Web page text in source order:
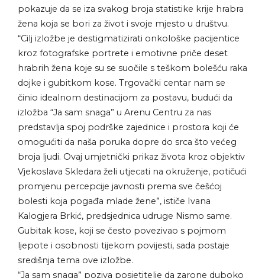
pokazuje da se iza svakog broja statistike krije hrabra
žena koja se bori za život i svoje mjesto u društvu.
“Cilj izložbe je destigmatizirati onkološke pacijentice
kroz fotografske portrete i emotivne priče deset
hrabrih žena koje su se suočile s teškom bolešću raka
dojke i gubitkom kose. Trgovački centar nam se
činio idealnom destinacijom za postavu, budući da
izložba “Ja sam snaga” u Arenu Centru za nas
predstavlja spoj podrške zajednice i prostora koji će
omogućiti da naša poruka dopre do srca što većeg
broja ljudi. Ovaj umjetnički prikaz života kroz objektiv
Vjekoslava Skledara želi utjecati na okruženje, potičući
promjenu percepcije javnosti prema sve češćoj
bolesti koja pogađa mlade žene”, ističe Ivana
Kalogjera Brkić, predsjednica udruge Nismo same.
Gubitak kose, koji se često povezivao s pojmom
ljepote i osobnosti tijekom povijesti, sada postaje
središnja tema ove izložbe.
“Ja sam snaga” poziva posjetitelje da zarone duboko